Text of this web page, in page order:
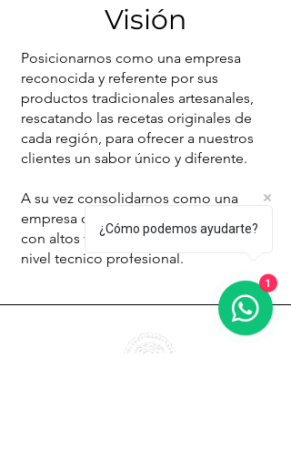
Visión
Posicionarnos como una empresa
reconocida y referente por sus
productos tradicionales artesanales,
rescatando las recetas originales de
cada región, para ofrecer a nuestros
clientes un sabor único y diferente.
A su vez consolidarnos como una
empresa de generación de líderes
con altos valores humanos y excelente
nivel tecnico profesional.
¿Cómo podemos ayudarte?
1